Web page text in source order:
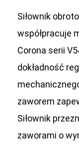
Siłownik
współpracuje
Corona serii
dokładność
zaworem
Siłownik
zaworami o